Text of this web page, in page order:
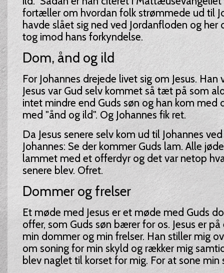
fortæller om hvordan folk strømmede ud til
havde slået sig ned ved Jordanfloden og her
tog imod hans forkyndelse.
Dom, ånd og ild
For Johannes drejede livet sig om Jesus. Han
Jesus var Gud selv kommet så tæt på som
intet mindre end Guds søn og han kom med
med "ånd og ild". Og Johannes fik ret.
Da Jesus senere selv kom ud til Johannes
Johannes: Se der kommer Guds lam. Alle
lammet med et offerdyr og det var netop
senere blev. Ofret.
Dommer og frelser
Et møde med Jesus er et møde med Guds
offer, som Guds søn bærer for os. Jesus er
min dommer og min frelser. Han stiller mig
om soning for min skyld og rækker mig
blev naglet til korset for mig. For at sone min